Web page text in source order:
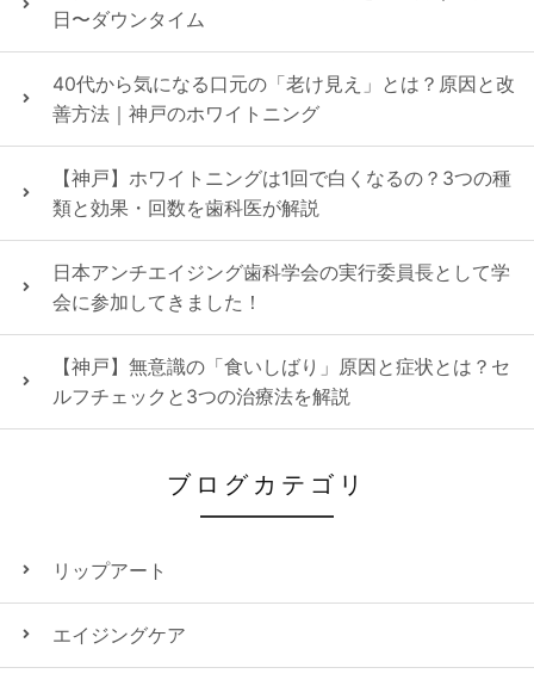
日〜ダウンタイム
40代から気になる口元の「老け見え」とは？原因と改
善方法｜神戸のホワイトニング
【神戸】ホワイトニングは1回で白くなるの？3つの種
類と効果・回数を歯科医が解説
日本アンチエイジング歯科学会の実行委員長として学
会に参加してきました！
【神戸】無意識の「食いしばり」原因と症状とは？セ
ルフチェックと3つの治療法を解説
ブログカテゴリ
リップアート
エイジングケア